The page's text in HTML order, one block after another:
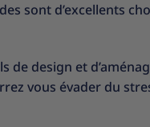
sont d’excellents
de design et
vous évader du